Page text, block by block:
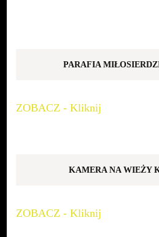
PARAFIA
ZOBACZ - Kliknij
KAMERA NA WIEŻY
ZOBACZ - Kliknij